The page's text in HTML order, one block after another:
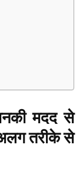
मदद से
तरीके से